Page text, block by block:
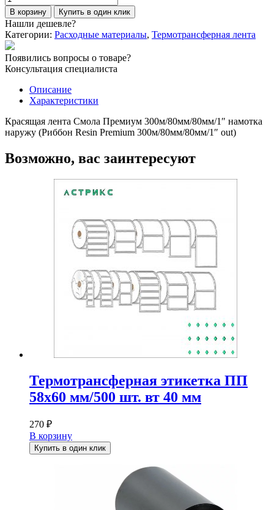
товара
Красящая
лента
Смола
Премиум
300м/80мм/80мм/1"
В корзину Купить в один клик
Нашли дешевле?
Категории: Расходные материалы, Термотрансферная лента
Появились вопросы о товаре?
Консультация специалиста
Описание
Характеристики
Красящая лента Смола Премиум 300м/80мм/80мм/1″ намотка
наружу (Риббон Resin Premium 300м/80мм/80мм/1″ out)
Возможно, вас заинтересуют
Термотрансферная этикетка ПП
58х60 мм/500 шт. вт 40 мм
270 ₽
В корзину
Купить в один клик